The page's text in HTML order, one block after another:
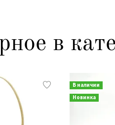
в
В наличии
Новинка